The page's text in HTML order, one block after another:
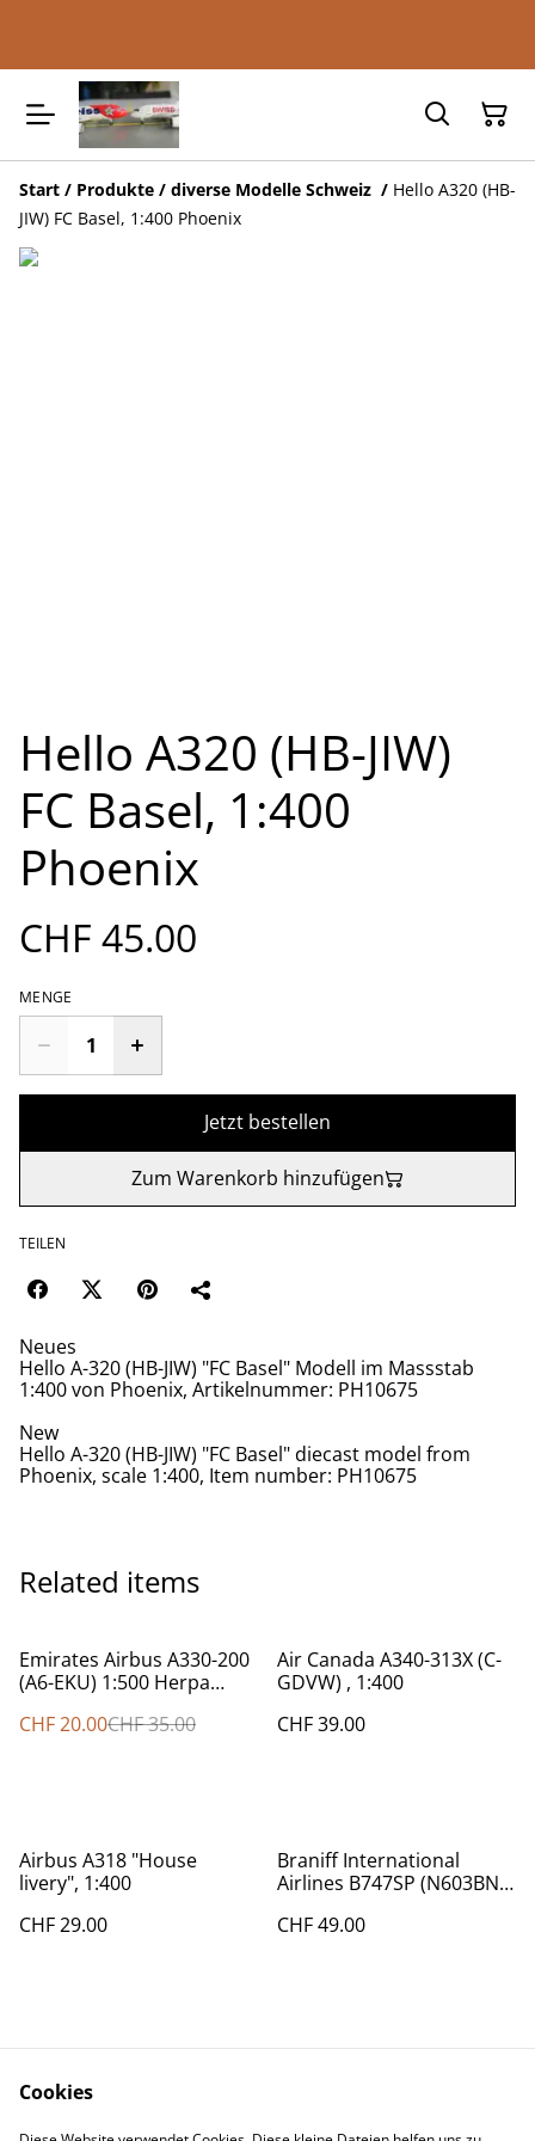
Start / Produkte / diverse Modelle Schweiz / Hello A320 (HB-
JIW) FC Basel, 1:400 Phoenix
Hello A320 (HB-JIW)
FC Basel, 1:400
Phoenix
CHF 45.00
MENGE
Jetzt bestellen
Zum Warenkorb hinzufügen
TEILEN
Neues
Hello A-320 (HB-JIW) "FC Basel" Modell im Massstab
1:400 von Phoenix, Artikelnummer: PH10675
New
Hello A-320 (HB-JIW) "FC Basel" diecast model from
Phoenix, scale 1:400, Item number: PH10675
Related items
%
Emirates Airbus A330-200
(A6-EKU) 1:500 Herpa
CHF 20.00CHF 35.00
Air Canada A340-313X (C-
GDVW) , 1:400
CHF 39.00
Airbus A318 "House
livery", 1:400
CHF 29.00
Braniff International
Airlines B747SP (N603BN),
CHF 49.00
Cookies